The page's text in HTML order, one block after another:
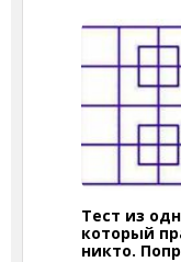
Тест из
который
никто.